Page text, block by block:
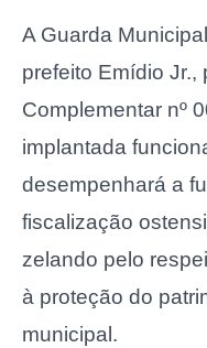
A Guarda
prefeito Emídio Jr.,
Complementar nº
implantada
desempenhará a
fiscalização
zelando pelo
à proteção do
municipal.